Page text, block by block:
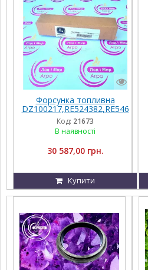
Форсунка топливна
DZ100217,RE524382,RE546
781 John Deere
Код: 21673
В наявності
30 587,00 грн.
Купити